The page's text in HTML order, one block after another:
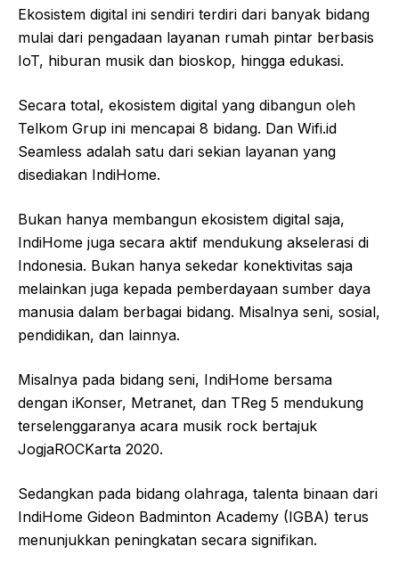
Ekosistem digital ini sendiri terdiri dari banyak bidang
mulai dari pengadaan layanan rumah pintar berbasis
IoT, hiburan musik dan bioskop, hingga edukasi.
Secara total, ekosistem digital yang dibangun oleh
Telkom Grup ini mencapai 8 bidang. Dan Wifi.id
Seamless adalah satu dari sekian layanan yang
disediakan IndiHome.
Bukan hanya membangun ekosistem digital saja,
IndiHome juga secara aktif mendukung akselerasi di
Indonesia. Bukan hanya sekedar konektivitas saja
melainkan juga kepada pemberdayaan sumber daya
manusia dalam berbagai bidang. Misalnya seni, sosial,
pendidikan, dan lainnya.
Misalnya pada bidang seni, IndiHome bersama
dengan iKonser, Metranet, dan TReg 5 mendukung
terselenggaranya acara musik rock bertajuk
JogjaROCKarta 2020.
Sedangkan pada bidang olahraga, talenta binaan dari
IndiHome Gideon Badminton Academy (IGBA) terus
menunjukkan peningkatan secara signifikan.